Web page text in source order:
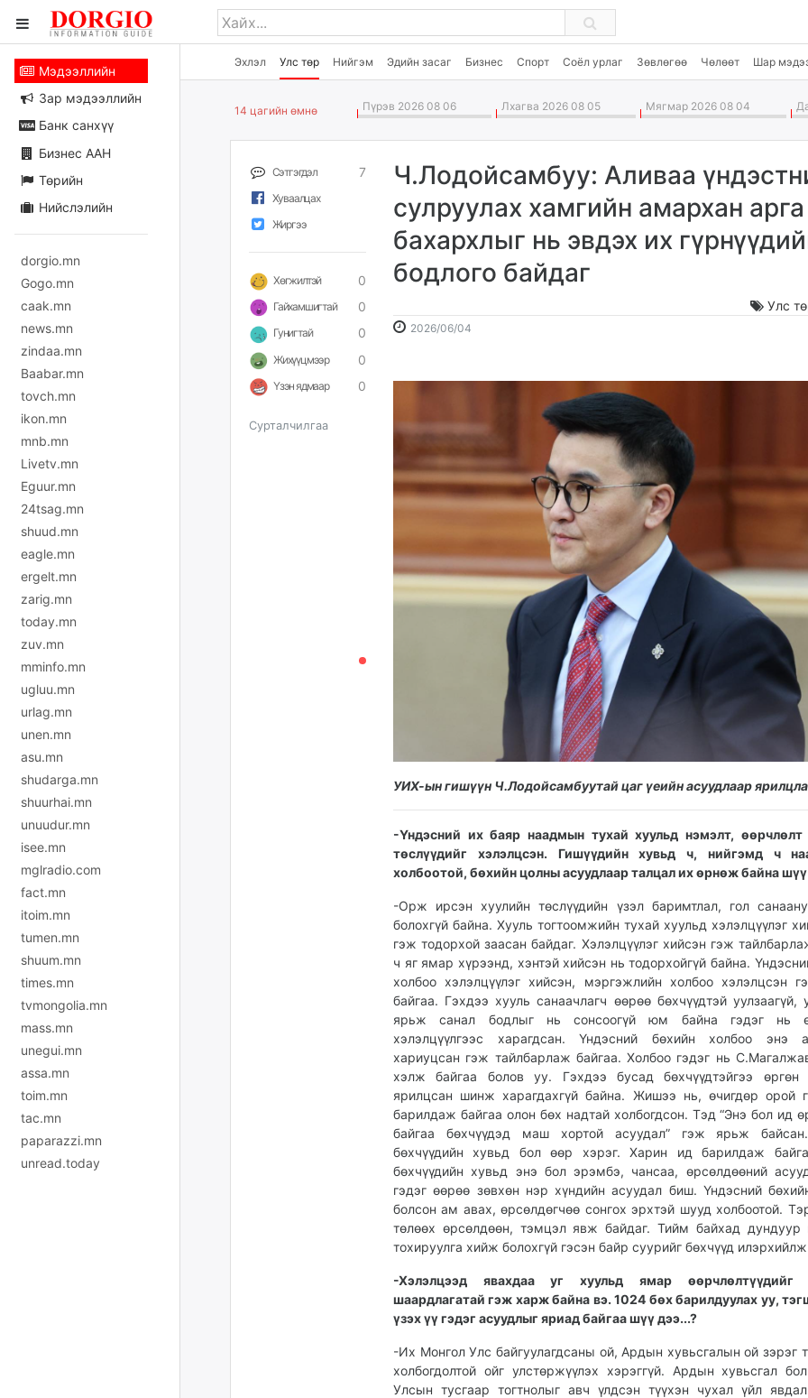
Эхлэл Улс төр Нийгэм Эдийн засаг Бизнес Спорт Соёл урлаг Зөвлөгөө Чөлөөт Шар
Мэдээллийн
Зар мэдээллийн
Банк санхүү
Бизнес ААН
Төрийн
Нийслэлийн
dorgio.mn
Gogo.mn
caak.mn
news.mn
zindaa.mn
Baabar.mn
tovch.mn
ikon.mn
mnb.mn
Livetv.mn
Eguur.mn
24tsag.mn
shuud.mn
eagle.mn
ergelt.mn
zarig.mn
today.mn
zuv.mn
mminfo.mn
ugluu.mn
urlag.mn
unen.mn
asu.mn
shudarga.mn
shuurhai.mn
unuudur.mn
isee.mn
mglradio.com
fact.mn
itoim.mn
tumen.mn
shuum.mn
times.mn
tvmongolia.mn
mass.mn
unegui.mn
assa.mn
toim.mn
tac.mn
paparazzi.mn
unread.today
14 цагийн өмнө Пүрэв 2026 08 06 Лхагва 2026 08 05 Мягмар 2026 08 04
Сэтгэгдэл 7
Хуваалцах
Жиргээ
Хөгжилтэй 0
Гайхамшигтай 0
Гунигтай 0
Жихүүцмээр 0
Үзэн ядмаар 0
Сурталчилгаа
Ч.Лодойсамбуу: Аливаа
сулруулах хамгийн амархан
бахархлыг нь эвдэх их
бодлого байдаг
Улс
2026/06/04
УИХ-ын гишүүн Ч.Лодойсамбуутай цаг үеийн асуудлаар
-Үндэсний их баяр наадмын тухай хуульд нэмэлт, өөрчлөлт
төслүүдийг хэлэлцсэн. Гишүүдийн хувьд ч, нийгэмд ч
холбоотой, бөхийн цолны асуудлаар талцал их өрнөж байна шүү
-Орж ирсэн хуулийн төслүүдийн үзэл баримтлал, гол
болохгүй байна. Хууль тогтоомжийн тухай хуульд хэлэлцүүлэг
гэж тодорхой заасан байдаг. Хэлэлцүүлэг хийсэн гэж
ч яг ямар хүрээнд, хэнтэй хийсэн нь тодорхойгүй байна.
холбоо хэлэлцүүлэг хийсэн, мэргэжлийн холбоо хэлэлцсэн
байгаа. Гэхдээ хууль санаачлагч өөрөө бөхчүүдтэй уулзаагүй,
ярьж санал бодлыг нь сонсоогүй юм байна гэдэг нь
хэлэлцүүлгээс харагдсан. Үндэсний бөхийн холбоо энэ
хариуцсан гэж тайлбарлаж байгаа. Холбоо гэдэг нь
хэлж байгаа болов уу. Гэхдээ бусад бөхчүүдтэйгээ өргөн
ярилцсан шинж харагдахгүй байна. Жишээ нь, өчигдөр орой
барилдаж байгаа олон бөх надтай холбогдсон. Тэд “Энэ бол ид
байгаа бөхчүүдэд маш хортой асуудал” гэж ярьж
бөхчүүдийн хувьд бол өөр хэрэг. Харин ид барилдаж
бөхчүүдийн хувьд энэ бол эрэмбэ, чансаа, өрсөлдөөний
гэдэг өөрөө зөвхөн нэр хүндийн асуудал биш. Үндэсний
болсон ам авах, өрсөлдөгчөө сонгох эрхтэй шууд холбоотой.
төлөөх өрсөлдөөн, тэмцэл явж байдаг. Тийм байхад дундуур
тохируулга хийж болохгүй гэсэн байр суурийг бөхчүүд
-Хэлэлцээд явахдаа уг хуульд ямар өөрчлөлтүүдийг
шаардлагатай гэж харж байна вэ. 1024 бөх барилдуулах уу,
үзэх үү гэдэг асуудлыг яриад байгаа шүү дээ...?
-Их Монгол Улс байгуулагдсаны ой, Ардын хувьсгалын ой зэрэг
холбогдолтой ойг улстөржүүлэх хэрэггүй. Ардын хувьсгал
Улсын тусгаар тогтнолыг авч үлдсэн түүхэн чухал үйл